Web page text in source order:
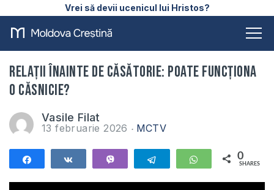
Vrei să devii ucenicul lui Hristos?
Relații înainte de căsătorie: Poate funcționa
o căsnicie?
Vasile Filat
13 februarie 2026 MCTV
Telegram WhatsApp
0
SHARES